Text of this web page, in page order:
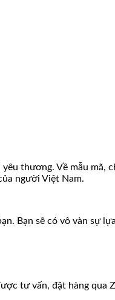
thương. Về mẫu mã,
người Việt Nam.
Bạn sẽ có vô vàn sự
tư vấn, đặt hàng qua